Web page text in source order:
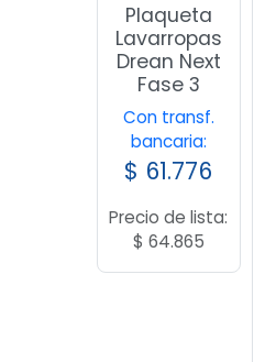
Plaqueta
Lavarropas
Drean Next
Fase 3
Con transf.
bancaria:
$ 61.776
Precio de lista:
$ 64.865